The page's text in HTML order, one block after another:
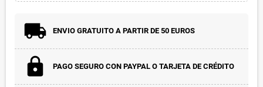
ENVIO GRATUITO A PARTIR DE 50 EUROS
PAGO SEGURO CON PAYPAL O TARJETA DE CRÉDITO